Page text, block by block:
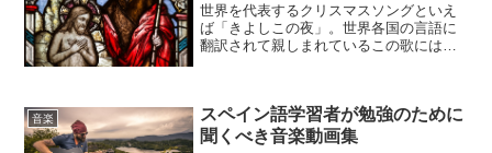
世界を代表するクリスマスソングといえ
ば「きよしこの夜」。世界各国の言語に
翻訳されて親しまれているこの歌にはも
覚えていきましょう。「き...
音楽
スペイン語学習者が勉強のために
聞くべき音楽動画集